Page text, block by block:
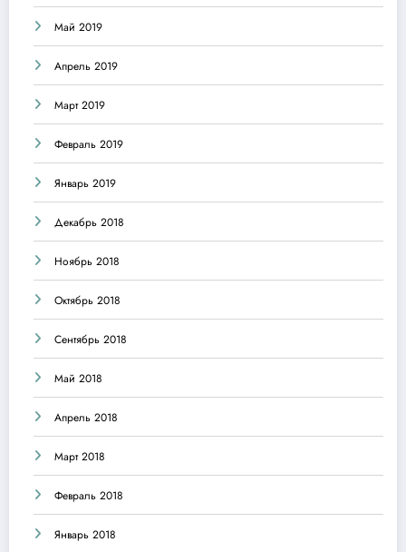
Май 2019
Апрель 2019
Март 2019
Февраль 2019
Январь 2019
Декабрь 2018
Ноябрь 2018
Октябрь 2018
Сентябрь 2018
Май 2018
Апрель 2018
Март 2018
Февраль 2018
Январь 2018